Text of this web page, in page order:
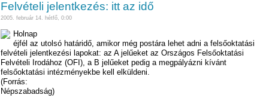
Felvételi jelentkezés: itt az idő
2005. február 14. hétfő, 0:00
Holnap
éjfél az utolsó határidő, amikor még postára lehet adni a felsőoktatási
felvételi jelentkezési lapokat: az A jelűeket az Országos Felsőoktatási
Felvételi Irodához (OFI), a B jelűeket pedig a megpályázni kívánt
felsőoktatási intézményekbe kell elküldeni.
(Forrás:
Népszabadság)